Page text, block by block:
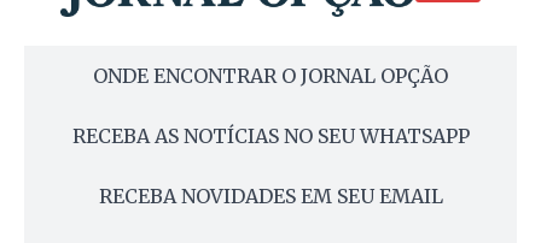
ONDE ENCONTRAR O JORNAL OPÇÃO
RECEBA AS NOTÍCIAS NO SEU WHATSAPP
RECEBA NOVIDADES EM SEU EMAIL